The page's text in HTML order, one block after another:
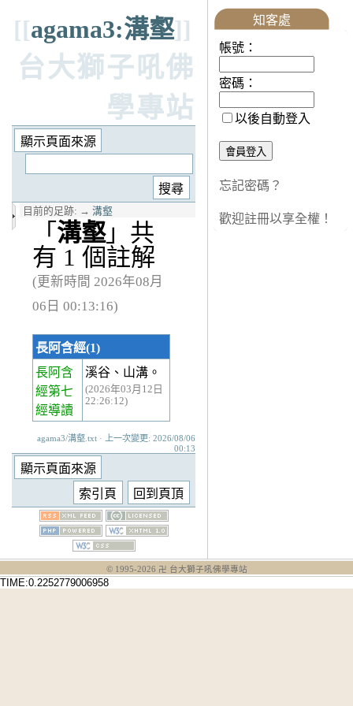
[[agama3:溝壑]]
台大獅子吼佛
學專站
目前的足跡: → 溝壑
「 溝壑」共
有 1 個註解
(更新時間 2026年08月
06日 00:13:16)
長阿含經(1)
長阿含
經第七
經導讀
溪谷、山溝。
(2026年03月12日
22:26:12)
agama3/溝壑.txt · 上一次變更: 2026/08/06
00:13
知客處
帳號：
密碼：
以後自動登入
忘記密碼？
歡迎註冊以享全權！
© 1995-2026 卍 台大獅子吼佛學專站
TIME:0.2252779006958